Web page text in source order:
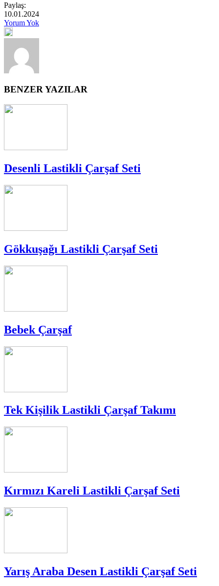
Paylaş:
10.01.2024
Yorum Yok
BENZER YAZILAR
Desenli Lastikli Çarşaf Seti
Gökkuşağı Lastikli Çarşaf Seti
Bebek Çarşaf
Tek Kişilik Lastikli Çarşaf Takımı
Kırmızı Kareli Lastikli Çarşaf Seti
Yarış Araba Desen Lastikli Çarşaf Seti